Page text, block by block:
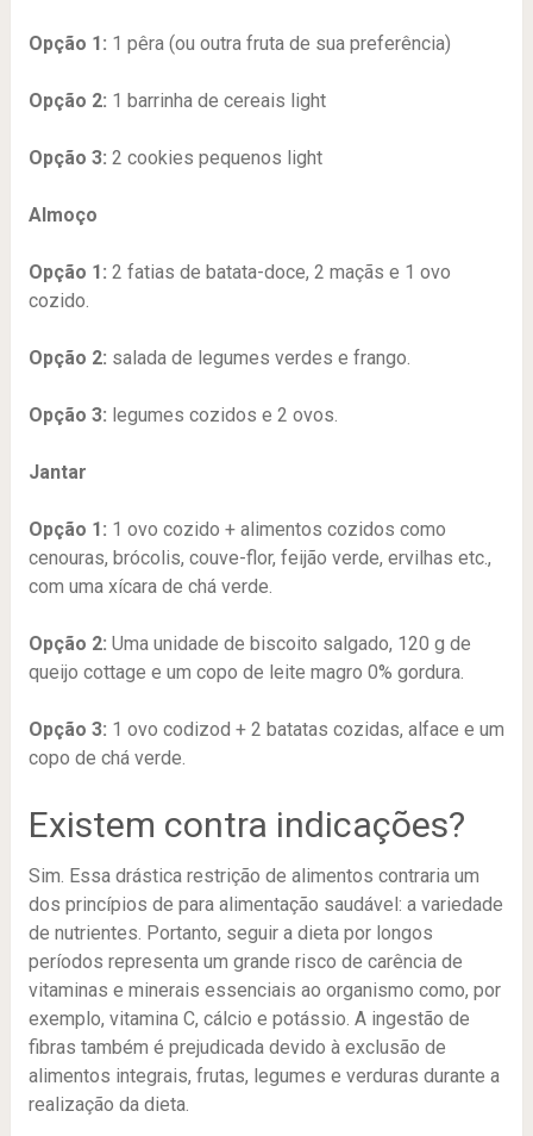
Opção 1: 1 pêra (ou outra fruta de sua preferência)
Opção 2: 1 barrinha de cereais light
Opção 3: 2 cookies pequenos light
Almoço
Opção 1: 2 fatias de batata-doce, 2 maçãs e 1 ovo
cozido.
Opção 2: salada de legumes verdes e frango.
Opção 3: legumes cozidos e 2 ovos.
Jantar
Opção 1: 1 ovo cozido + alimentos cozidos como
cenouras, brócolis, couve-flor, feijão verde, ervilhas etc.,
com uma xícara de chá verde.
Opção 2: Uma unidade de biscoito salgado, 120 g de
queijo cottage e um copo de leite magro 0% gordura.
Opção 3: 1 ovo codizod + 2 batatas cozidas, alface e um
copo de chá verde.
Existem contra indicações?
Sim. Essa drástica restrição de alimentos contraria um
dos princípios de para alimentação saudável: a variedade
de nutrientes. Portanto, seguir a dieta por longos
períodos representa um grande risco de carência de
vitaminas e minerais essenciais ao organismo como, por
exemplo, vitamina C, cálcio e potássio. A ingestão de
fibras também é prejudicada devido à exclusão de
alimentos integrais, frutas, legumes e verduras durante a
realização da dieta.